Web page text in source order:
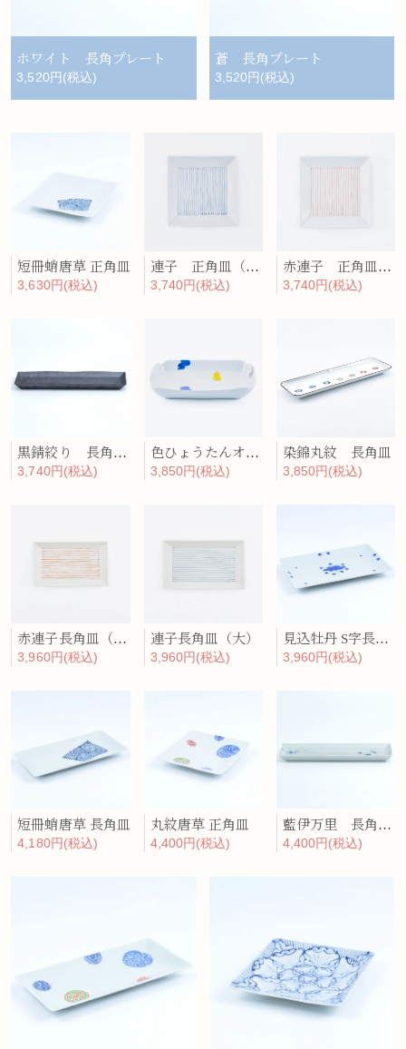
ホワイト 長角プレート
3,520円(税込)
蒼 長角プレート
3,520円(税込)
短冊蛸唐草 正角皿
3,630円(税込)
連子 正角皿（大）
3,740円(税込)
赤連子 正角皿（大）
3,740円(税込)
黒錆絞り 長角プレート
3,740円(税込)
色ひょうたんオーバルボウル
3,850円(税込)
染錦丸紋 長角皿
3,850円(税込)
赤連子長角皿（大）
3,960円(税込)
連子長角皿（大）
3,960円(税込)
見込牡丹 S字長角皿(大)
3,960円(税込)
短冊蛸唐草 長角皿
4,180円(税込)
丸紋唐草 正角皿
4,400円(税込)
藍伊万里 長角プレート
4,400円(税込)